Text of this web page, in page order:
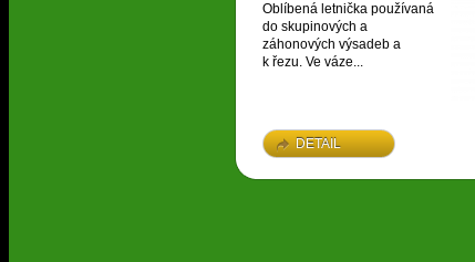
Oblíbená letnička používaná
do skupinových a
záhonových výsadeb a
k řezu. Ve váze...
DETAIL